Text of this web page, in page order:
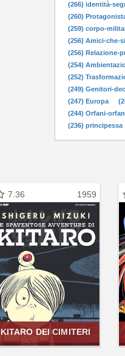
(266) identità-
(260)
(259) corpo-
(256) Amici-che-
(256) Relazione-
(254)
(252)
(249) Genitori-
(247) Europa
(244) Orfani-
(236) principessa
7.36 1959
KITARO DEI CIMITERI